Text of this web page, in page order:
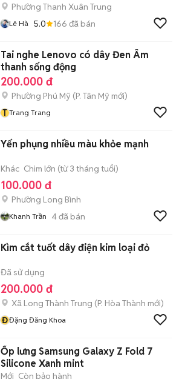
Phường Thanh Xuân Trung
Lê Hà 5.0 166 đã bán
Tai nghe Lenovo có dây Đen Âm
thanh sống động
200.000 đ
Phường Phú Mỹ (P. Tân Mỹ mới)
T Trang Trang
Yến phụng nhiều màu khỏe mạnh
Khác Chim lớn (từ 3 tháng tuổi)
100.000 đ
Phường Long Bình
Khanh Trần 4đã bán
Kìm cắt tuốt dây điện kim loại đỏ
Đã sử dụng
200.000 đ
Xã Long Thành Trung (P. Hòa Thành mới)
ĐĐặng Đăng Khoa
Ốp lưng Samsung Galaxy Z Fold 7
Silicone Xanh mint
Mới Còn bảo hành